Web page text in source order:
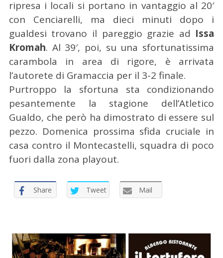
ripresa i locali si portano in vantaggio al 20′
con Cenciarelli, ma dieci minuti dopo i
gualdesi trovano il pareggio grazie ad Issa
Kromah. Al 39′, poi, su una sfortunatissima
carambola in area di rigore, è arrivata
l’autorete di Gramaccia per il 3-2 finale.
Purtroppo la sfortuna sta condizionando
pesantemente la stagione dell’Atletico
Gualdo, che però ha dimostrato di essere sul
pezzo. Domenica prossima sfida cruciale in
casa contro il Montecastelli, squadra di poco
fuori dalla zona playout.
Share Tweet Mail